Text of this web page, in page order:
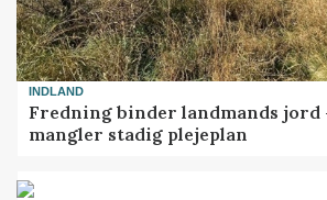
INDLAND
Fredning binder landmands jord
mangler stadig plejeplan